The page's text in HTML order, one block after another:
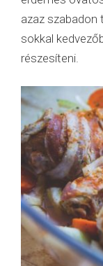
azaz szabadon
sokkal
részesíteni.